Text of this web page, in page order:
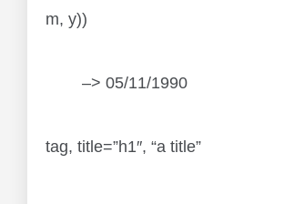
m, y))
–> 05/11/1990
tag, title=”h1″, “a title”